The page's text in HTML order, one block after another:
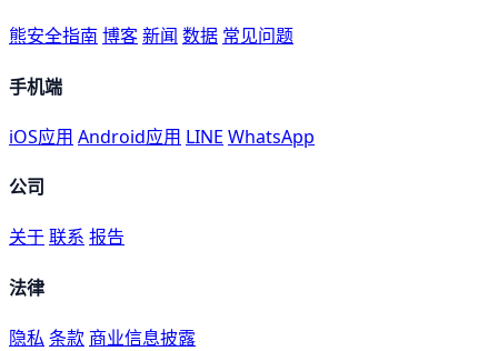
熊安全指南 博客新闻 数据 常见问题
手机端
iOS应用 Android应用 LINE WhatsApp
公司
关于联系 报告
法律
隐私 条款 商业信息披露